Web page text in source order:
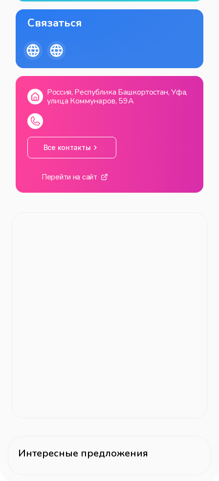
Связаться
Россия, Республика Башкортостан, Уфа,
улица Коммунаров, 59А
Все контакты
Перейти на сайт
Интересные предложения